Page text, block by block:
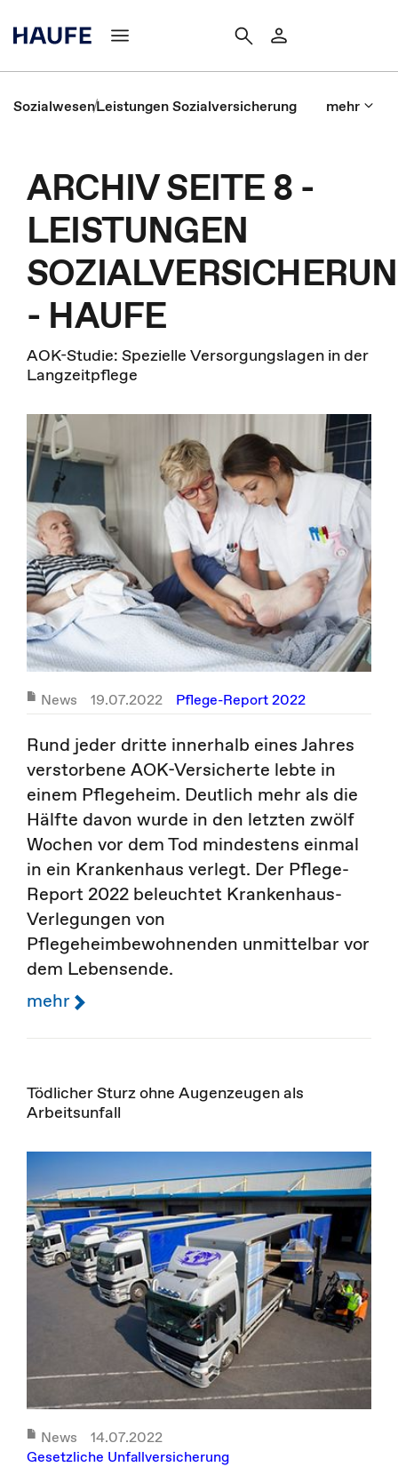
SozialwesenLeistungen Sozialversicherung mehr
ARCHIV SEITE 8 -
LEISTUNGEN
- HAUFE
AOK-Studie: Spezielle Versorgungslagen in der
Langzeitpflege
News 19.07.2022 Pflege-Report 2022
Rund jeder dritte innerhalb eines Jahres
verstorbene AOK-Versicherte lebte in
einem Pflegeheim. Deutlich mehr als die
Hälfte davon wurde in den letzten zwölf
Wochen vor dem Tod mindestens einmal
in ein Krankenhaus verlegt. Der Pflege-
Report 2022 beleuchtet Krankenhaus-
Verlegungen von
Pflegeheimbewohnenden unmittelbar vor
dem Lebensende.
mehr
Tödlicher Sturz ohne Augenzeugen als
Arbeitsunfall
News
14.07.2022
Gesetzliche Unfallversicherung